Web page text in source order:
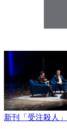
新刊「受注殺人